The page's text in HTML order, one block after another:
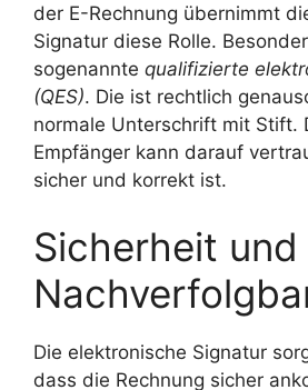
der E-Rechnung übernimmt
Signatur diese Rolle.
sogenannte qualifizierte
(QES). Die ist rechtlich
normale Unterschrift mit Stift.
Empfänger kann darauf
sicher und korrekt ist.
Sicherheit und
Die elektronische Signatur
dass die Rechnung sicher